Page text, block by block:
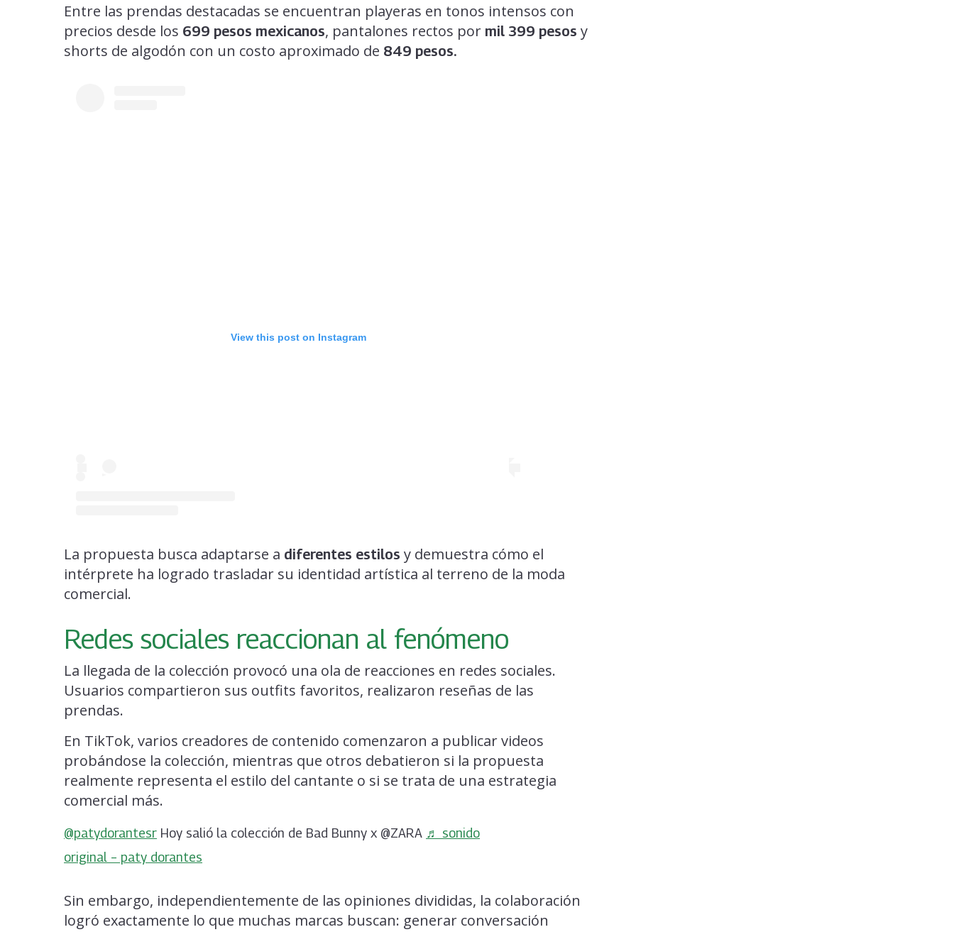
Entre las prendas destacadas se encuentran playeras en tonos intensos con
precios desde los 699 pesos mexicanos, pantalones rectos por mil 399 pesos y
shorts de algodón con un costo aproximado de 849 pesos.
View this post on Instagram
La propuesta busca adaptarse a diferentes estilos y demuestra cómo el
intérprete ha logrado trasladar su identidad artística al terreno de la moda
comercial.
Redes sociales reaccionan al fenómeno
La llegada de la colección provocó una ola de reacciones en redes sociales.
Usuarios compartieron sus outfits favoritos, realizaron reseñas de las
prendas.
En TikTok, varios creadores de contenido comenzaron a publicar videos
probándose la colección, mientras que otros debatieron si la propuesta
realmente representa el estilo del cantante o si se trata de una estrategia
comercial más.
@patydorantesr Hoy salió la colección de Bad Bunny x @ZARA ♬ sonido
original – paty dorantes
Sin embargo, independientemente de las opiniones divididas, la colaboración
logró exactamente lo que muchas marcas buscan: generar conversación